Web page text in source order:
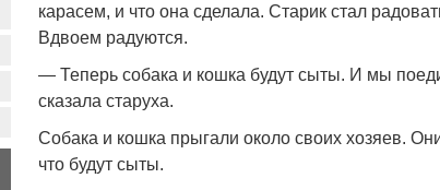
карасем, и что она сделала. Старик стал
Вдвоем радуются.
— Теперь собака и кошка будут сыты. И мы
сказала старуха.
Собака и кошка прыгали около своих хозяев.
что будут сыты.